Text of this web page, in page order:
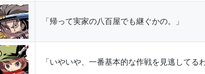
「帰って実家の八百屋でも継ぐかの。」
「いやいや、一番基本的な作戦を見逃してる